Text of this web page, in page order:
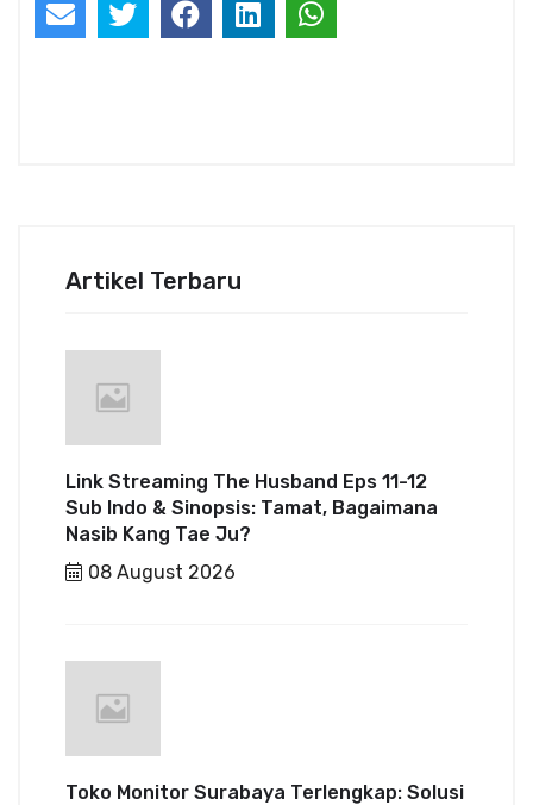
Artikel Terbaru
Link Streaming The Husband Eps 11-12
Sub Indo & Sinopsis: Tamat, Bagaimana
Nasib Kang Tae Ju?
08 August 2026
Toko Monitor Surabaya Terlengkap: Solusi